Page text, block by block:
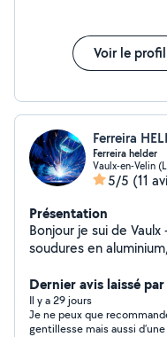
Voir le profil
Ferreira
Ferreira helder
Vaulx-en-Velin
5/5 (11
Présentation
Bonjour je sui de
soudures en
Dernier avis laissé
Il y a 29 jours
Je ne peux que
gentillesse mais aussi